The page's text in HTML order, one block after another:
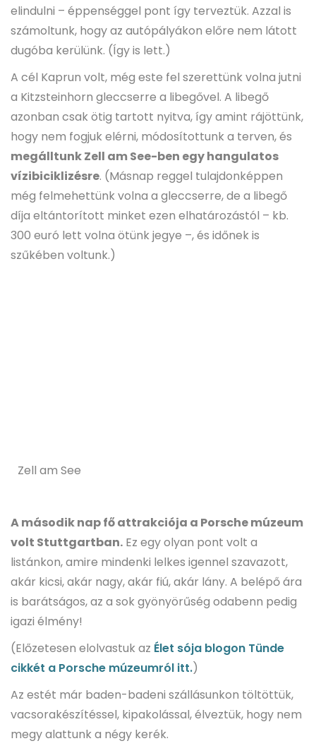
elindulni – éppenséggel pont így terveztük. Azzal is
számoltunk, hogy az autópályákon előre nem látott
dugóba kerülünk. (Így is lett.)
A cél Kaprun volt, még este fel szerettünk volna jutni
a Kitzsteinhorn gleccserre a libegővel. A libegő
azonban csak ötig tartott nyitva, így amint rájöttünk,
hogy nem fogjuk elérni, módosítottunk a terven, és
megálltunk Zell am See-ben egy hangulatos
vízibiciklizésre. (Másnap reggel tulajdonképpen
még felmehettünk volna a gleccserre, de a libegő
díja eltántorított minket ezen elhatározástól – kb.
300 euró lett volna ötünk jegye –, és időnek is
szűkében voltunk.)
Zell am See
A második nap fő attrakciója a Porsche múzeum
volt Stuttgartban. Ez egy olyan pont volt a
listánkon, amire mindenki lelkes igennel szavazott,
akár kicsi, akár nagy, akár fiú, akár lány. A belépő ára
is barátságos, az a sok gyönyörűség odabenn pedig
igazi élmény!
(Előzetesen elolvastuk az Élet sója blogon Tünde
cikkét a Porsche múzeumról itt.)
Az estét már baden-badeni szállásunkon töltöttük,
vacsorakészítéssel, kipakolással, élveztük, hogy nem
megy alattunk a négy kerék.